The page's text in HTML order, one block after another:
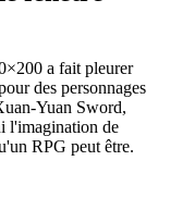
a fait pleurer
des personnages
Yuan Sword,
l'imagination de
RPG peut être.